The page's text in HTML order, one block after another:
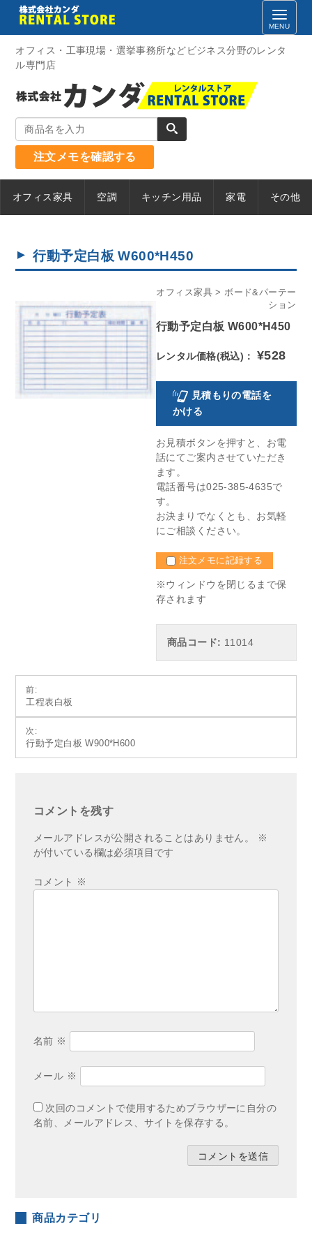
content
オフィス・工事現場・選挙事務所などビジネス分野のレンタ
ル専門店
注文メモを確認する
オフィス家具 空調 キッチン用品 家電 その他
商品カテゴリ
行動予定白板 W600*H450
オフィス家具
ボード&パーテー
ション
行動予定白板 W600*H450
レンタル価格(税込)：¥528
見積もりの電話を
かける
お見積ボタンを押すと、お電
話にてご案内させていただき
ます。
電話番号は025-385-4635で
す。
お決まりでなくとも、お気軽
にご相談ください。
注文メモに記録する
※ウィンドウを閉じるまで保
存されます
商品コード: 11014
投
稿
ナ
ビ
前:
工程表白板
次:
行動予定白板 W900*H600
コメントを残す
メールアドレスが公開されることはありません。
※
が付いている欄は必須項目です
コメント ※
名前 ※
メール ※
次回のコメントで使用するためブラウザーに自分の
名前、メールアドレス、サイトを保存する。